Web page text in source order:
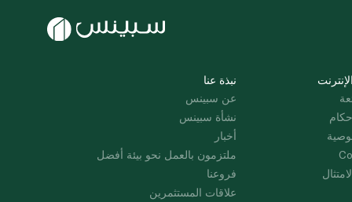
نبذة عنا
عن سبينس
نشأة سبينس
أخبار
ملتزمون بالعمل نحو بيئة أفضل
فروعنا
علاقات المستثمرين